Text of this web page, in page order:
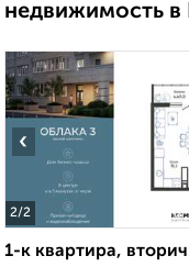
недвижимость
2/2
‹
1-к квартира,